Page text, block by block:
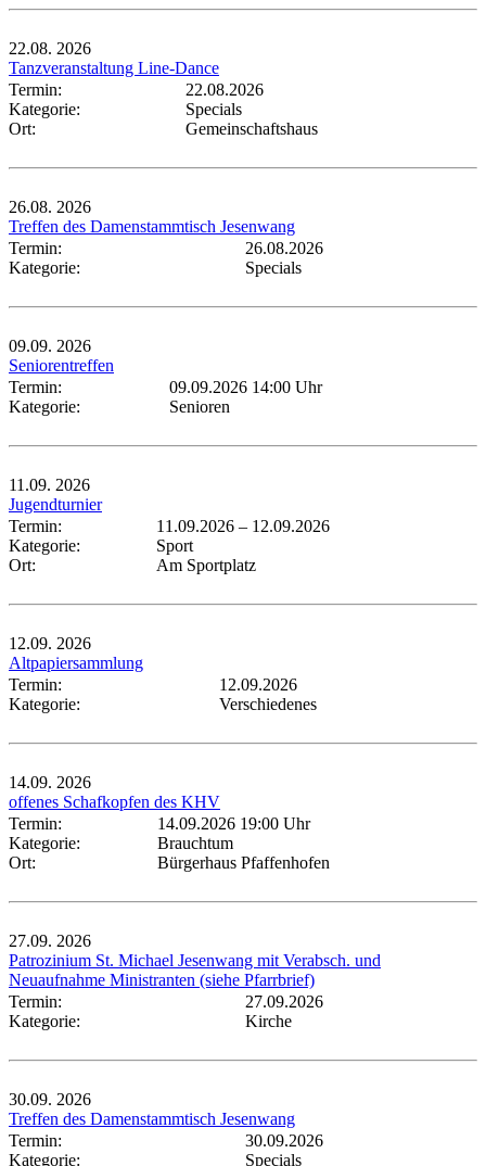
22.08. 2026
Tanzveranstaltung Line-Dance
Termin:
22.08.2026
Kategorie:
Specials
Ort:
Gemeinschaftshaus
26.08. 2026
Treffen des Damenstammtisch Jesenwang
Termin:
26.08.2026
Kategorie:
Specials
09.09. 2026
Seniorentreffen
Termin:
09.09.2026 14:00 Uhr
Kategorie:
Senioren
11.09. 2026
Jugendturnier
Termin:
11.09.2026 – 12.09.2026
Kategorie:
Sport
Ort:
Am Sportplatz
12.09. 2026
Altpapiersammlung
Termin:
12.09.2026
Kategorie:
Verschiedenes
14.09. 2026
offenes Schafkopfen des KHV
Termin:
14.09.2026 19:00 Uhr
Kategorie:
Brauchtum
Ort:
Bürgerhaus Pfaffenhofen
27.09. 2026
Patrozinium St. Michael Jesenwang mit Verabsch. und
Neuaufnahme Ministranten (siehe Pfarrbrief)
Termin:
27.09.2026
Kategorie:
Kirche
30.09. 2026
Treffen des Damenstammtisch Jesenwang
Termin:
30.09.2026
Kategorie:
Specials